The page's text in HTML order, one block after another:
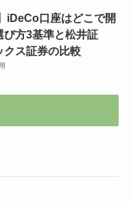
iDeCo口座はどこで開
び方3基準と松井証
クス証券の比較